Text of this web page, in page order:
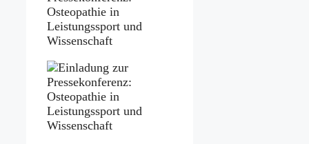
Osteopathie in
Leistungssport und
Wissenschaft